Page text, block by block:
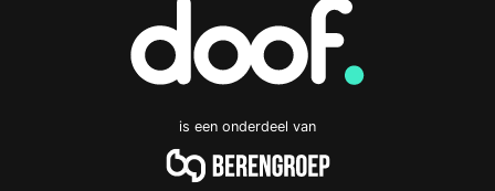
is een onderdeel van